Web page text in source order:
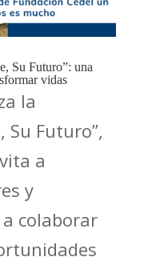
Su Futuro”: una
vidas
la
Su Futuro”,
a
y
colaborar